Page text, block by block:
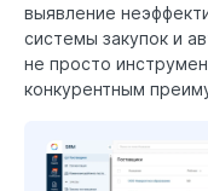
выявление
системы закупок и
не просто
конкурентным